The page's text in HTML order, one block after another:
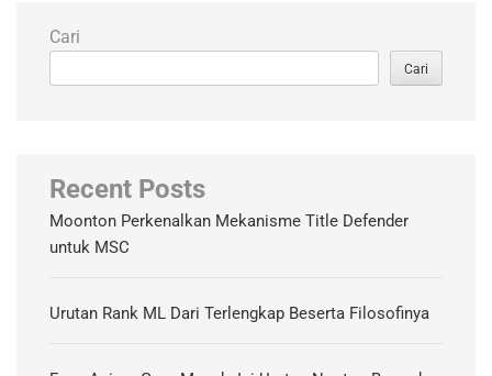
Cari
Cari
Recent Posts
Moonton Perkenalkan Mekanisme Title Defender
untuk MSC
Urutan Rank ML Dari Terlengkap Beserta Filosofinya